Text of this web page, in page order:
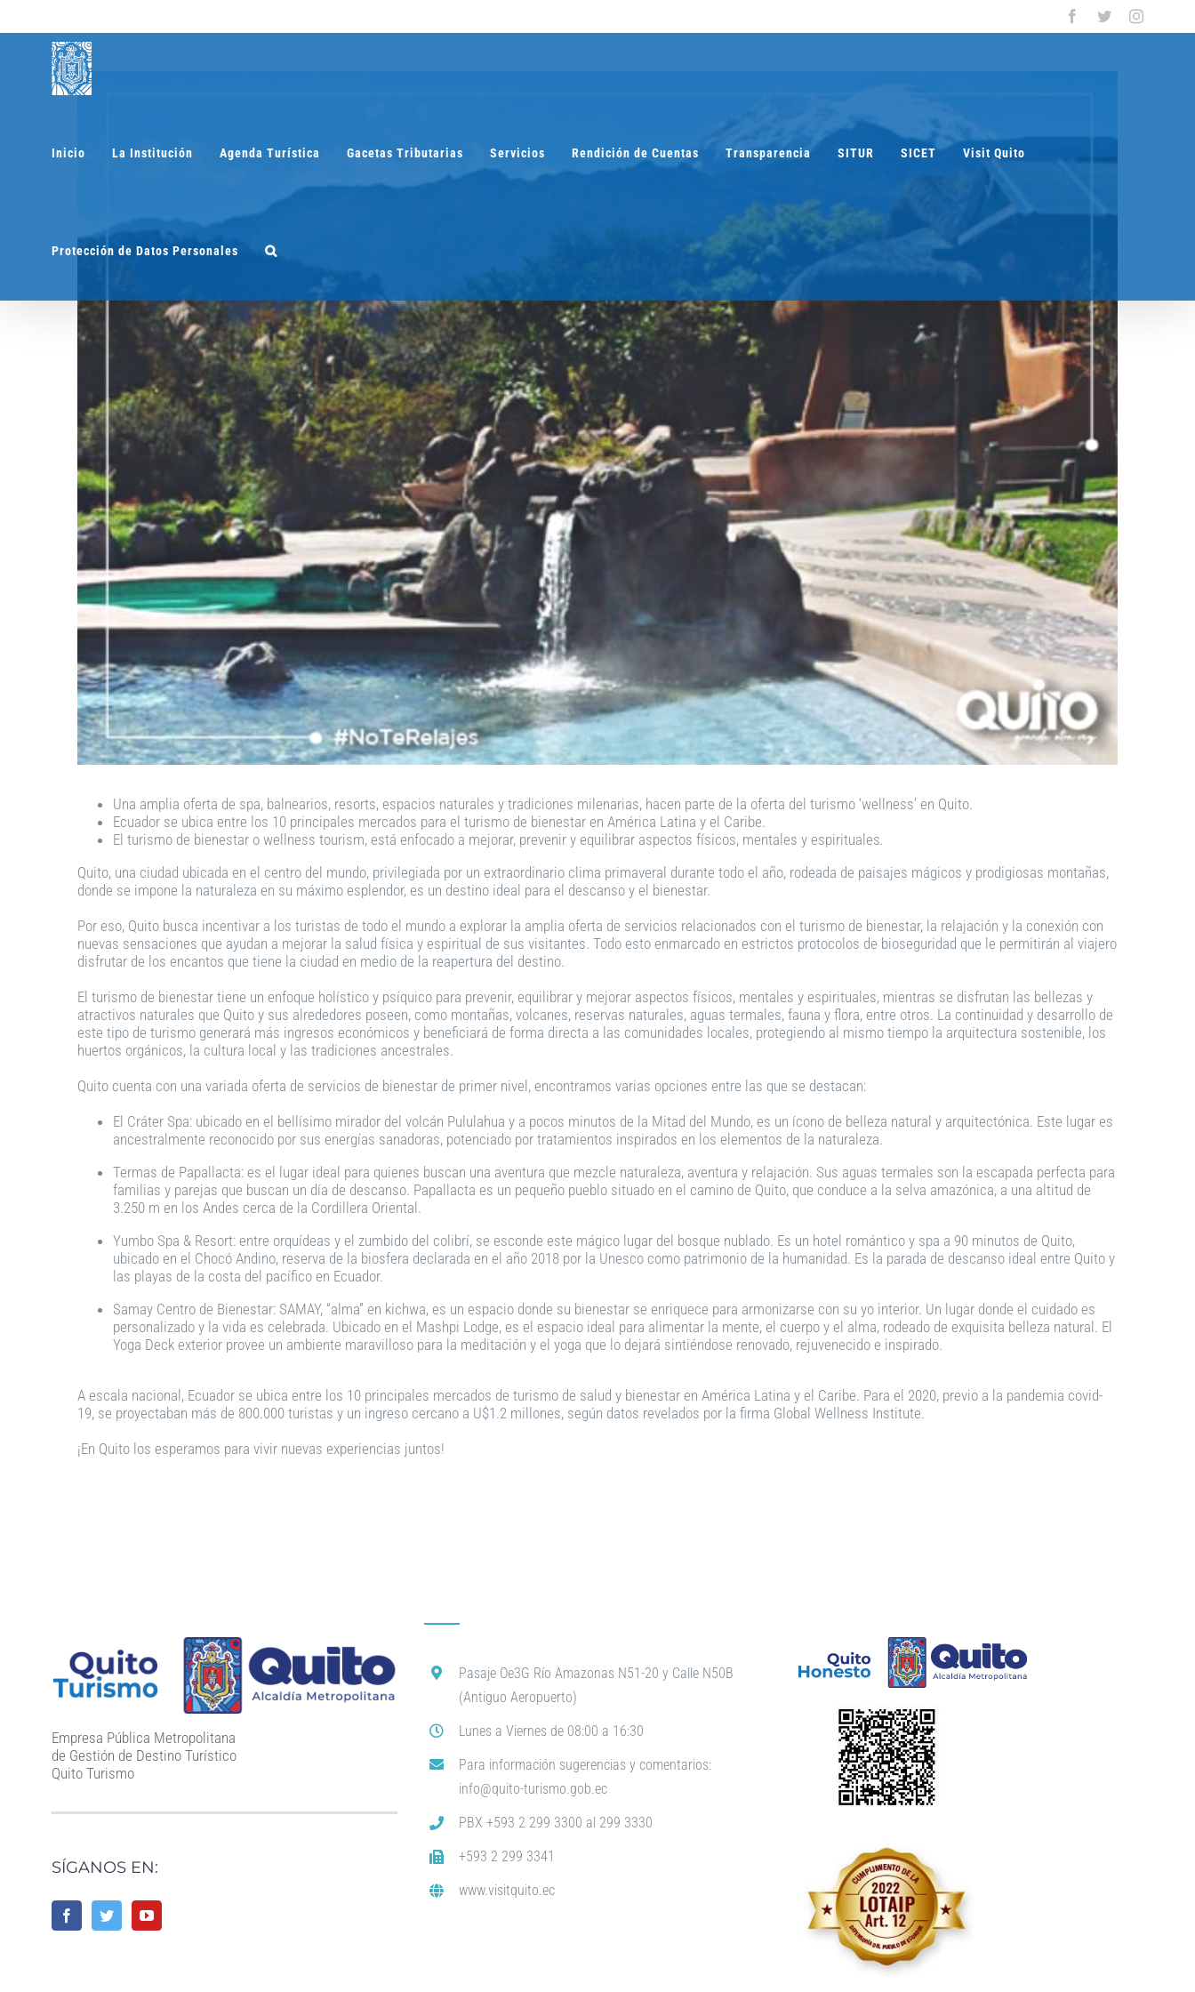
contenido
Facebook
Twitter
Inicio La Institución Agenda Turística Gacetas Tributarias Servicios Rendición de Cuentas Transparencia SITUR SICET Visit Quito
Protección de Datos Personales
Una amplia oferta de spa, balnearios, resorts, espacios naturales y tradiciones milenarias, hacen parte de la oferta del turismo ‘wellness’ en Quito.
Ecuador se ubica entre los 10 principales mercados para el turismo de bienestar en América Latina y el Caribe.
El turismo de bienestar o wellness tourism, está enfocado a mejorar, prevenir y equilibrar aspectos físicos, mentales y espirituales.
Quito, una ciudad ubicada en el centro del mundo, privilegiada por un extraordinario clima primaveral durante todo el año, rodeada de paisajes mágicos y prodigiosas montañas,
donde se impone la naturaleza en su máximo esplendor, es un destino ideal para el descanso y el bienestar.
Por eso, Quito busca incentivar a los turistas de todo el mundo a explorar la amplia oferta de servicios relacionados con el turismo de bienestar, la relajación y la conexión con
nuevas sensaciones que ayudan a mejorar la salud física y espiritual de sus visitantes. Todo esto enmarcado en estrictos protocolos de bioseguridad que le permitirán al viajero
disfrutar de los encantos que tiene la ciudad en medio de la reapertura del destino.
El turismo de bienestar tiene un enfoque holístico y psíquico para prevenir, equilibrar y mejorar aspectos físicos, mentales y espirituales, mientras se disfrutan las bellezas y
atractivos naturales que Quito y sus alrededores poseen, como montañas, volcanes, reservas naturales, aguas termales, fauna y flora, entre otros. La continuidad y desarrollo de
este tipo de turismo generará más ingresos económicos y beneficiará de forma directa a las comunidades locales, protegiendo al mismo tiempo la arquitectura sostenible, los
huertos orgánicos, la cultura local y las tradiciones ancestrales.
Quito cuenta con una variada oferta de servicios de bienestar de primer nivel, encontramos varias opciones entre las que se destacan:
El Cráter Spa: ubicado en el bellísimo mirador del volcán Pululahua y a pocos minutos de la Mitad del Mundo, es un ícono de belleza natural y arquitectónica. Este lugar es
ancestralmente reconocido por sus energías sanadoras, potenciado por tratamientos inspirados en los elementos de la naturaleza.
Termas de Papallacta: es el lugar ideal para quienes buscan una aventura que mezcle naturaleza, aventura y relajación. Sus aguas termales son la escapada perfecta para
familias y parejas que buscan un día de descanso. Papallacta es un pequeño pueblo situado en el camino de Quito, que conduce a la selva amazónica, a una altitud de
3.250 m en los Andes cerca de la Cordillera Oriental.
Yumbo Spa & Resort: entre orquídeas y el zumbido del colibrí, se esconde este mágico lugar del bosque nublado. Es un hotel romántico y spa a 90 minutos de Quito,
ubicado en el Chocó Andino, reserva de la biosfera declarada en el año 2018 por la Unesco como patrimonio de la humanidad. Es la parada de descanso ideal entre Quito y
las playas de la costa del pacífico en Ecuador.
Samay Centro de Bienestar: SAMAY, “alma” en kichwa, es un espacio donde su bienestar se enriquece para armonizarse con su yo interior. Un lugar donde el cuidado es
personalizado y la vida es celebrada. Ubicado en el Mashpi Lodge, es el espacio ideal para alimentar la mente, el cuerpo y el alma, rodeado de exquisita belleza natural. El
Yoga Deck exterior provee un ambiente maravilloso para la meditación y el yoga que lo dejará sintiéndose renovado, rejuvenecido e inspirado.
A escala nacional, Ecuador se ubica entre los 10 principales mercados de turismo de salud y bienestar en América Latina y el Caribe. Para el 2020, previo a la pandemia covid-
19, se proyectaban más de 800.000 turistas y un ingreso cercano a U$1.2 millones, según datos revelados por la firma Global Wellness Institute.
¡En Quito los esperamos para vivir nuevas experiencias juntos!
Empresa Pública Metropolitana
de Gestión de Destino Turístico
Quito Turismo
SÍGANOS EN:
Pasaje Oe3G Río Amazonas N51-20 y Calle N50B
(Antiguo Aeropuerto)
Lunes a Viernes de 08:00 a 16:30
Para información sugerencias y comentarios:
info@quito-turismo.gob.ec
PBX +593 2 299 3300 al 299 3330
+593 2 299 3341
www.visitquito.ec